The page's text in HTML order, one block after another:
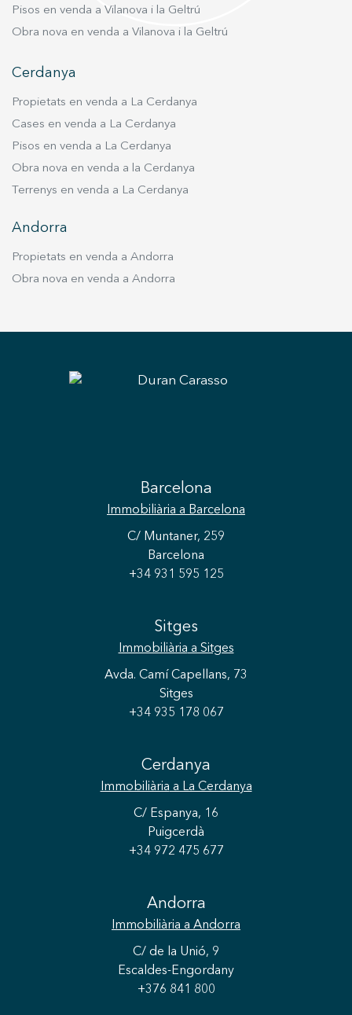
seva ubicació és un dels seus grans atractius.
Situada a pocs minuts del centre de Sitges i de
de la tranquil·litat d’un entorn residencial
envoltat de natura sense renunciar a unes
excel·lents connexions. L’accés ràpid a
l’autopista facilita arribar a l’Aeroport
Internacional de Barcelona-El Prat i al centre de
oportunitat única per adquirir un habitatge
d’obra nova que combina disseny, sostenibilitat,
al mar en una de les zones més exclusives del
Garraf. Per a més informació o per conèixer tots
els detalls d’aquesta extraordinària propietat,
Pisos en venda a Vilanova i la Geltrú
Obra nova en venda a Vilanova i la Geltrú
Cerdanya
Propietats en venda a La Cerdanya
Cases en venda a La Cerdanya
Pisos en venda a La Cerdanya
Obra nova en venda a la Cerdanya
Terrenys en venda a La Cerdanya
Andorra
Propietats en venda a Andorra
Obra nova en venda a Andorra
Barcelona
Immobiliària a Barcelona
C/ Muntaner, 259
Barcelona
+34 931 595 125
Sitges
Immobiliària a Sitges
Avda. Camí Capellans, 73
Sitges
+34 935 178 067
Cerdanya
Immobiliària a La Cerdanya
C/ Espanya, 16
Puigcerdà
+34 972 475 677
Andorra
Immobiliària a Andorra
C/ de la Unió, 9
Escaldes-Engordany
+376 841 800
Guardar configuració Acceptar totes